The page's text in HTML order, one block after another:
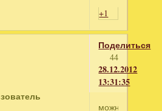
+1
Поделиться
44
28.12.2012
13:31:35
можно